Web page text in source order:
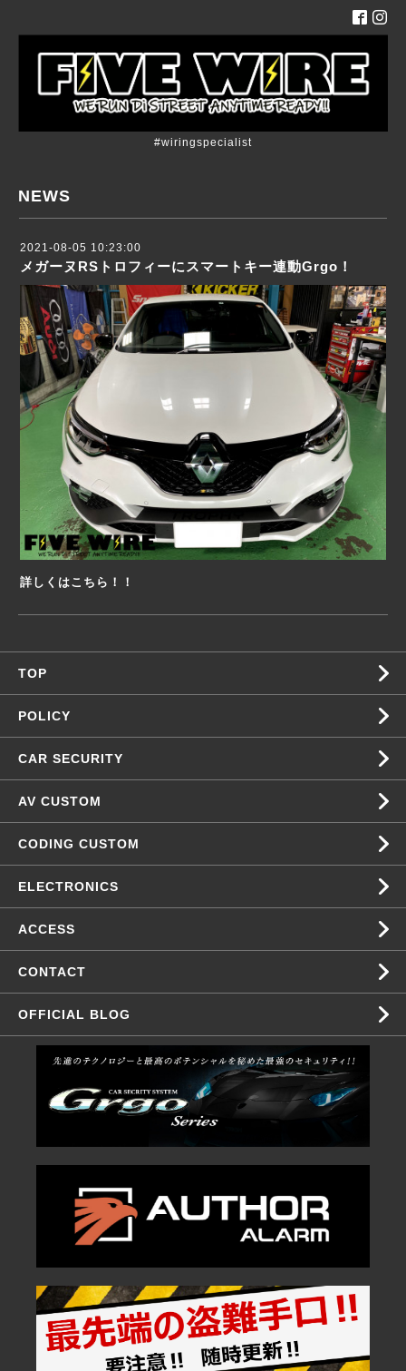
#wiringspecialist
NEWS
2021-08-05 10:23:00
メガーヌRSトロフィーにスマートキー連動Grgo！
詳しくはこちら！！
TOP
POLICY
CAR SECURITY
AV CUSTOM
CODING CUSTOM
ELECTRONICS
ACCESS
CONTACT
OFFICIAL BLOG